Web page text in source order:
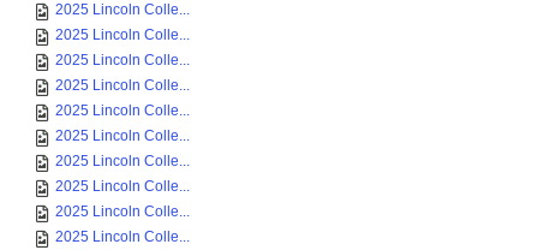
2025 Lincoln Colle...
2025 Lincoln Colle...
2025 Lincoln Colle...
2025 Lincoln Colle...
2025 Lincoln Colle...
2025 Lincoln Colle...
2025 Lincoln Colle...
2025 Lincoln Colle...
2025 Lincoln Colle...
2025 Lincoln Colle...